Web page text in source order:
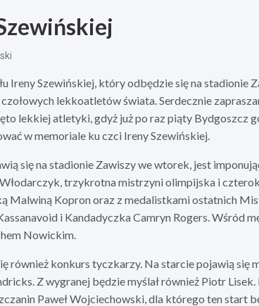
Ireny Szewińskiej, który odbędzie się na stadionie
lekkoatletów świata. Serdecznie
lekkiej atletyki, gdyż już po raz piąty Bydgoszcz
w memoriale ku czci Ireny Szewińskiej.
się na stadionie Zawiszy we wtorek, jest
trzykrotna mistrzyni olimpijska i
Malwiną Kopron oraz z medalistkami ostatnich
i Kandadyczka Camryn Rogers. Wśród
Nowickim.
również konkurs tyczkarzy. Na starcie pojawią się
Z wygranej będzie myślał również Piotr
Paweł Wojciechowski, dla którego ten start